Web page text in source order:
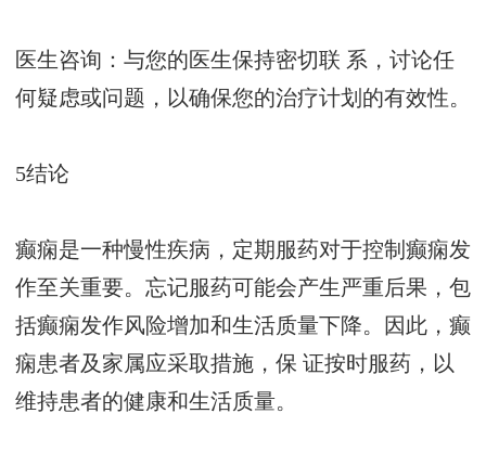
医生咨询：与您的医生保持密切联 系，讨论任
何疑虑或问题，以确保您的治疗计划的有效性。
5结论
癫痫是一种慢性疾病，定期服药对于控制癫痫发
作至关重要。忘记服药可能会产生严重后果，包
括癫痫发作风险增加和生活质量下降。因此，癫
痫患者及家属应采取措施，保 证按时服药，以
维持患者的健康和生活质量。